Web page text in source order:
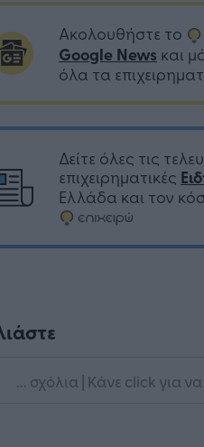
Ακολουθήστε το
Google News και
όλα τα
Δείτε όλες τις
επιχειρηματικές
Ελλάδα και τον
... σχόλια | Κάνε click για